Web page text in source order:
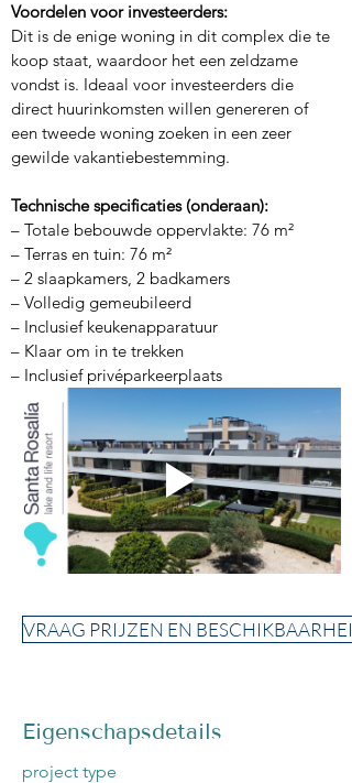
Voordelen voor investeerders:
Dit is de enige woning in dit complex die te
koop staat, waardoor het een zeldzame
vondst is. Ideaal voor investeerders die
direct huurinkomsten willen genereren of
een tweede woning zoeken in een zeer
gewilde vakantiebestemming.
Technische specificaties (onderaan):
– Totale bebouwde oppervlakte: 76 m²
– Terras en tuin: 76 m²
– 2 slaapkamers, 2 badkamers
– Volledig gemeubileerd
– Inclusief keukenapparatuur
– Klaar om in te trekken
– Inclusief privéparkeerplaats
VRAAG PRIJZEN EN
Eigenschapsdetails
project type